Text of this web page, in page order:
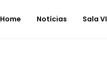
Home Notícias Sala